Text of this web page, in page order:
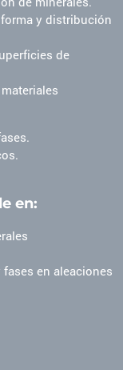
y distribución
de
en:
en aleaciones